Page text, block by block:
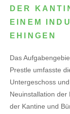
DER
EINEM
EHINGEN
Das
Prestle umfasste
Untergeschoss
Neuinstallation der
der Kantine und